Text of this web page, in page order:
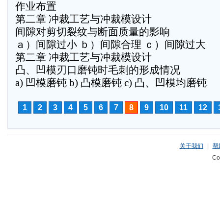
作业布置
第二章 冲裁工艺与冲裁模设计
间隙对剪切裂纹与断面质量的影响
ａ）间隙过小 ｂ）间隙合理 ｃ）间隙过大
第二章 冲裁工艺与冲裁模设计
凸、凹模刃口磨钝时毛刺的形成情况
a) 凹模磨钝 b) 凸模磨钝 c) 凸、凹模均磨钝
1 2 3 4 5 6 7 8 9 10 11 12
关于我们
帮